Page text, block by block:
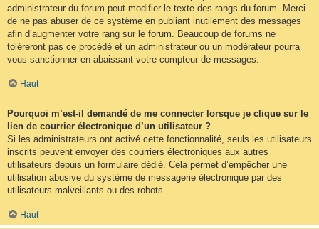
administrateur du forum peut modifier le texte des rangs du forum. Merci
de ne pas abuser de ce système en publiant inutilement des messages
afin d’augmenter votre rang sur le forum. Beaucoup de forums ne
toléreront pas ce procédé et un administrateur ou un modérateur pourra
vous sanctionner en abaissant votre compteur de messages.
Haut
Pourquoi m’est-il demandé de me connecter lorsque je clique sur le
lien de courrier électronique d’un utilisateur ?
Si les administrateurs ont activé cette fonctionnalité, seuls les utilisateurs
inscrits peuvent envoyer des courriers électroniques aux autres
utilisateurs depuis un formulaire dédié. Cela permet d’empêcher une
utilisation abusive du système de messagerie électronique par des
utilisateurs malveillants ou des robots.
Haut